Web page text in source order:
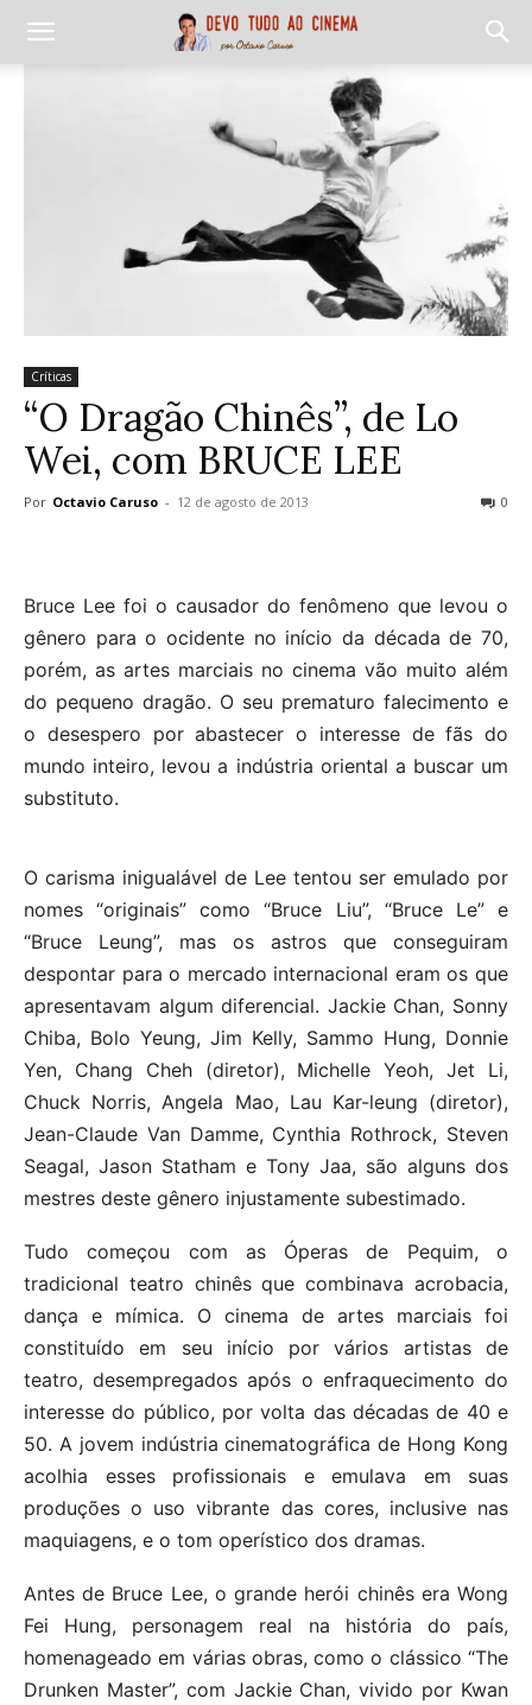
Críticas
“O Dragão Chinês”, de Lo
Wei, com BRUCE LEE
Por Octavio Caruso - 12 de agosto de 2013 0
Bruce Lee foi o causador do fenômeno que levou o
gênero para o ocidente no início da década de 70,
porém, as artes marciais no cinema vão muito além
do pequeno dragão. O seu prematuro falecimento e
o desespero por abastecer o interesse de fãs do
mundo inteiro, levou a indústria oriental a buscar um
substituto.
O carisma inigualável de Lee tentou ser emulado por
nomes “originais” como “Bruce Liu”, “Bruce Le” e
“Bruce Leung”, mas os astros que conseguiram
despontar para o mercado internacional eram os que
apresentavam algum diferencial. Jackie Chan, Sonny
Chiba, Bolo Yeung, Jim Kelly, Sammo Hung, Donnie
Yen, Chang Cheh (diretor), Michelle Yeoh, Jet Li,
Chuck Norris, Angela Mao, Lau Kar-leung (diretor),
Jean-Claude Van Damme, Cynthia Rothrock, Steven
Seagal, Jason Statham e Tony Jaa, são alguns dos
mestres deste gênero injustamente subestimado.
Tudo começou com as Óperas de Pequim, o
tradicional teatro chinês que combinava acrobacia,
dança e mímica. O cinema de artes marciais foi
constituído em seu início por vários artistas de
teatro, desempregados após o enfraquecimento do
interesse do público, por volta das décadas de 40 e
50. A jovem indústria cinematográfica de Hong Kong
acolhia esses profissionais e emulava em suas
produções o uso vibrante das cores, inclusive nas
maquiagens, e o tom operístico dos dramas.
Antes de Bruce Lee, o grande herói chinês era Wong
Fei Hung, personagem real na história do país,
homenageado em várias obras, como o clássico “The
Drunken Master”, com Jackie Chan, vivido por Kwan